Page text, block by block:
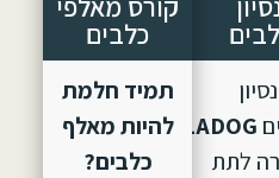
LADOG, הוקם
לתת
כלבים
תמיד חלמת
להיות מאלף
כלבים?